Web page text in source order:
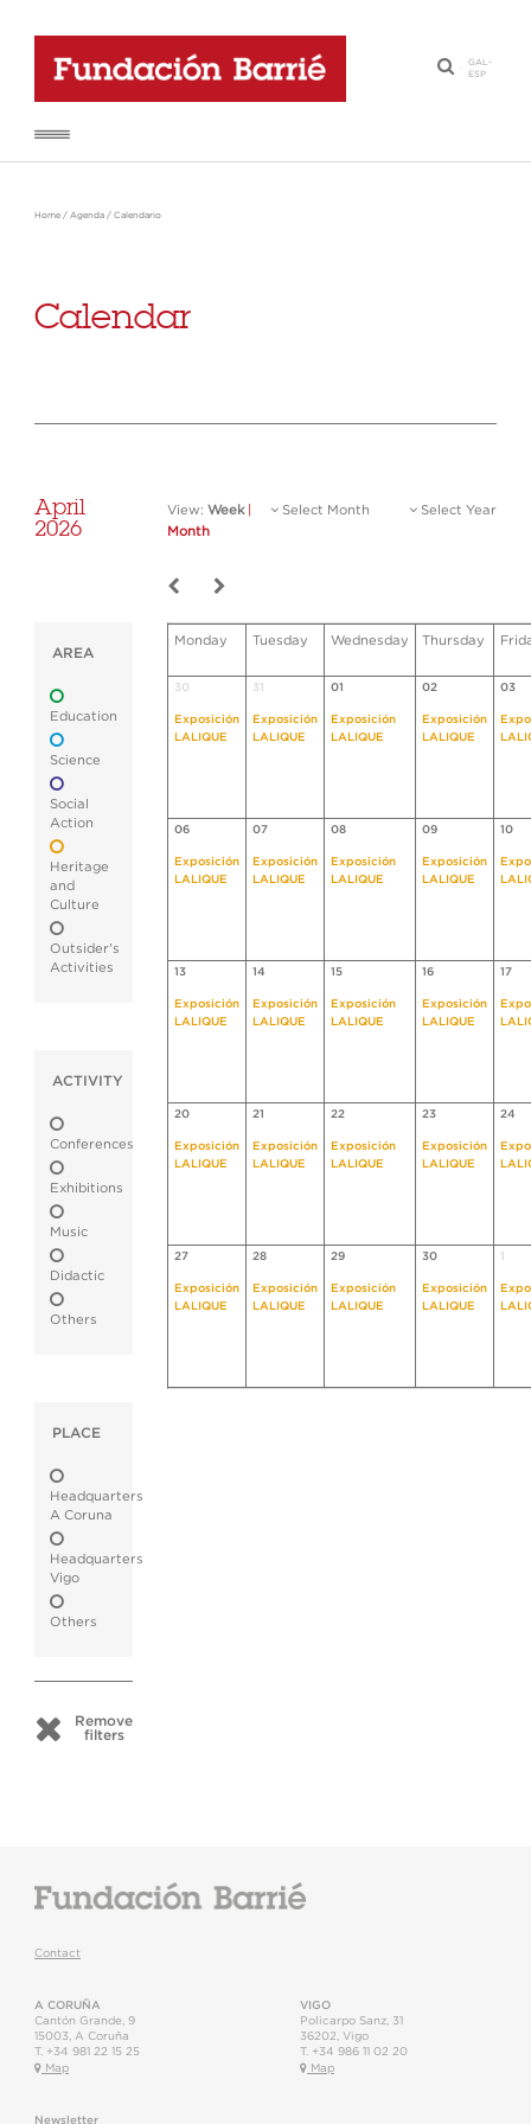
·
GAL-
ESP
Home / Agenda / Calendario
Calendar
April
2026
View: Week
Month
Select Month Select Year
AREA
Education
Science
Social
Action
Heritage
and
Culture
Outsider's
Activities
ACTIVITY
Conferences
Exhibitions
Music
Didactic
Others
PLACE
Headquarters
A Coruna
Headquarters
Vigo
Others
Remove
filters
Monday Tuesday Wednesday Thursday
30
Exposición
LALIQUE
31
Exposición
LALIQUE
01
Exposición
LALIQUE
02
Exposición
LALIQUE
03
06
Exposición
LALIQUE
07
Exposición
LALIQUE
08
Exposición
LALIQUE
09
Exposición
LALIQUE
10
13
Exposición
LALIQUE
14
Exposición
LALIQUE
15
Exposición
LALIQUE
16
Exposición
LALIQUE
17
20
Exposición
LALIQUE
21
Exposición
LALIQUE
22
Exposición
LALIQUE
23
Exposición
LALIQUE
24
27
Exposición
LALIQUE
28
Exposición
LALIQUE
29
Exposición
LALIQUE
30
Exposición
LALIQUE
Contact
A CORUÑA
Cantón Grande, 9
15003
A Coruña
T. +34 981 22 15 25
Map
VIGO
Policarpo Sanz, 31
36202 Vigo
T. +34 986 11 02 20
Map
Newsletter